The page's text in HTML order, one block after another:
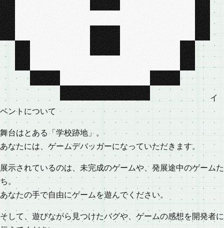
イ
ベント について
舞台はとある「学校跡地」。
あなたには、ゲームデバッガーになっていただきます。
展示されているのは、未完成のゲームや、発展途中のゲームた
ち。
あなたの手で自由にゲームを遊んでください。
そして、遊びながら見つけたバグや、ゲームの感想を開発者に